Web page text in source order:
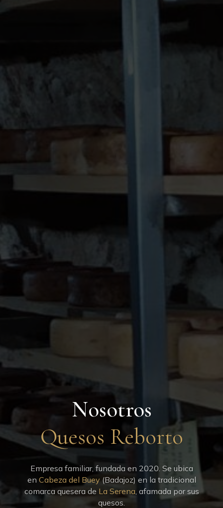
Nosotros
Empresa familiar, fundada en 2020. Se ubica
en Cabeza del Buey (Badajoz) en la tradicional
comarca quesera de La Serena, afamada por sus
quesos.